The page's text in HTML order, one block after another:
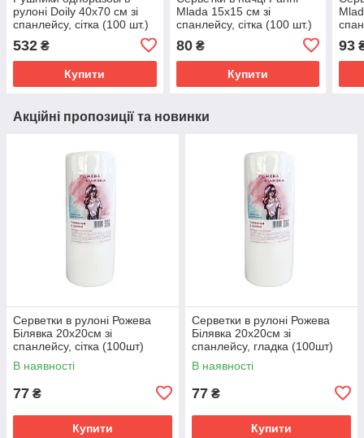
рулоні Doily 40х70 см зі
спанлейсу, сітка (100 шт.)
532 ₴
Купити
Mlada 15х15 см зі
спанлейсу, сітка (100 шт.)
80₴
Купити
93
Акційні пропозиції та новинки
Серветки в рулоні Рожева
Білявка 20х20см зі
спанлейсу, сітка (100шт)
В наявності
77 ₴
Купити
Серветки в рулоні Рожева
Білявка 20х20см зі
спанлейсу, гладка (100шт)
В наявності
77 ₴
Купити